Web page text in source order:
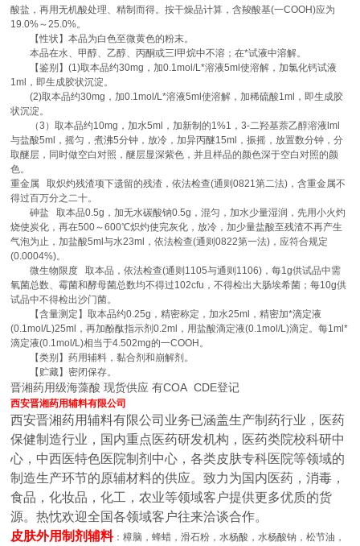
酸盐，再用无机酸处理、精制而得。按干燥品计算，含羧酸基(一COOH)应为
19.0%～25.0%。
【性状】本品为白色至微黄色的粉末。
本品在水、甲醇、乙醇、丙酮或三l甲烷中不溶；在*试液中溶解。
【鉴别】(1)取本品约30mg，加0.1mol/L*溶液5ml使溶解，加氯化钙试液
1ml，即生成胶状沉淀。
(2)取本品约30mg，加0.1mol/L*溶液5ml使溶解，加稀硫酸1ml，即生成胶
状沉淀。
（3）取本品约10mg，加水5ml，加新制的1%1，3-二羟基萘乙醇溶液lml
与盐酸5ml，摇匀，煮沸5分钟，放冷，加异丙醚15ml，振摇，放置数分钟，分
取醚层，同时做空白对照，醚层显深紫色，并且样品的颜色深于空白对照的颜
色。
重金属 取炽灼残渣项下遗留的残渣，依法检查(通则0821第二法)，含重金属不
得过百万分之二十。
砷盐 取本品0.5g，加无水碳酸钠0.5g，混匀，加水少量湿润，先用小火灼
烧使炭化，再在500～600℃炽灼使完灰化，放冷，加少量盐酸至残渣不再产生
气泡为止，加盐酸5ml与水23ml，依法检查(通则0822第一法)，应符合规定
(0.0004%)。
微生物限度 取本品，依法检查(通则1105与通则1106)，每1g供试品中需
氧菌总数、霉菌和酵母菌总数均不得过102cfu，不得检出大肠埃希菌；每10g供
试品中不得检出沙门菌。
【含量测定】取本品约0.25g，精密称定，加水25ml，精密加*滴定液
(0.1mol/L)25ml，再加酚酞指示剂0.2ml，用盐酸滴定液(0.1mol/L)滴定。每1ml*
滴定液(0.1mol/L)相当于4.502mg的一COOH。
【类别】药用辅料，黏合剂和崩解剂。
【贮藏】密闭保存。
晋湘药用级海藻酸 现货供应 有COA CDE登记
西安晋湘药用辅料有限公司
西安晋湘药用辅料有限公司业务已涵盖生产制药行业，医药
保健制造行业，国内重点医药研发机构，医药类院校科研中
心，中西医特色医院制剂中心，各类皮肤专科医院等领域的
制造生产环节的原辅材料的供应。致力为国内医药，消毒，
食品，化妆品，化工，农业等领域客户提供更多优质的货
源。热忱欢迎全国各领域客户往来洽谈合作。
皮肤外用制剂辅料：樟脑，蜂蜡，滑石粉，水杨酸，水杨酸钠，松节油，